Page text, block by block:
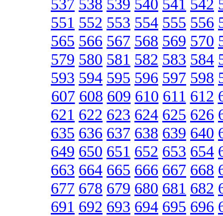
537 538 539 540 541 542
551 552 553 554 555 556
565 566 567 568 569 570
579 580 581 582 583 584
593 594 595 596 597 598
607 608 609 610 611 612
621 622 623 624 625 626
635 636 637 638 639 640
649 650 651 652 653 654
663 664 665 666 667 668
677 678 679 680 681 682
691 692 693 694 695 696